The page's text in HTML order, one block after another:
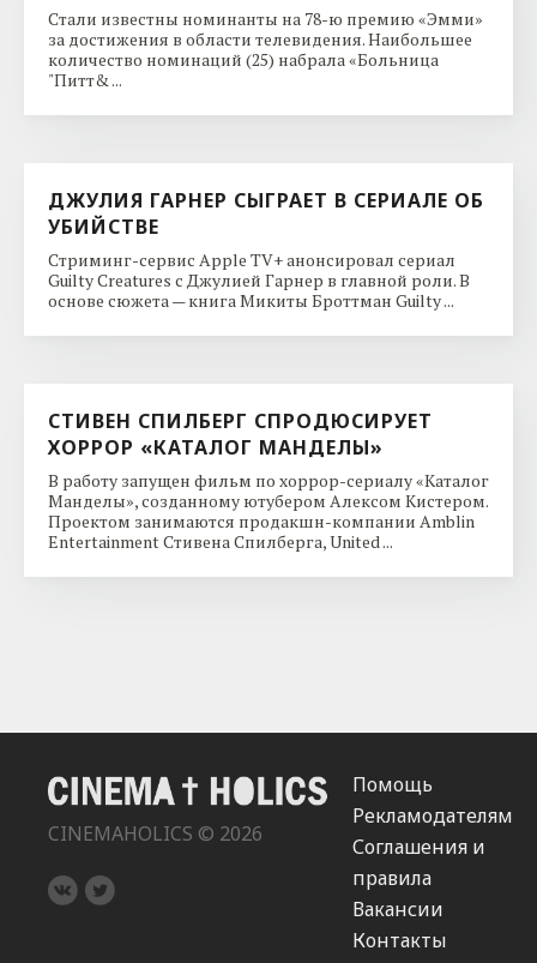
Стали известны номинанты на 78-ю премию «Эмми»
за достижения в области телевидения. Наибольшее
количество номинаций (25) набрала «Больница
"Питт& ...
ДЖУЛИЯ ГАРНЕР СЫГРАЕТ В СЕРИАЛЕ ОБ
УБИЙСТВЕ
Стриминг-сервис Apple TV+ анонсировал сериал
Guilty Creatures с Джулией Гарнер в главной роли. В
основе сюжета — книга Микиты Броттман Guilty ...
СТИВЕН СПИЛБЕРГ СПРОДЮСИРУЕТ
ХОРРОР «КАТАЛОГ МАНДЕЛЫ»
В работу запущен фильм по хоррор-сериалу «Каталог
Манделы», созданному ютубером Алексом Кистером.
Проектом занимаются продакшн-компании Amblin
Entertainment Стивена Спилберга, United ...
CINEMAHOLICS © 2026
Помощь
Рекламодателям
Соглашения и
правила
Вакансии
Контакты